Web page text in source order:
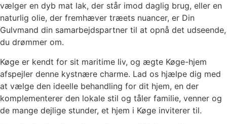
vælger en dyb mat lak, der står imod daglig brug, eller en
naturlig olie, der fremhæver træets nuancer, er Din
Gulvmand din samarbejdspartner til at opnå det udseende,
du drømmer om.
Køge er kendt for sit maritime liv, og ægte Køge-hjem
afspejler denne kystnære charme. Lad os hjælpe dig med
at vælge den ideelle behandling for dit hjem, en der
komplementerer den lokale stil og tåler familie, venner og
de mange dejlige stunder, et hjem i Køge inviterer til.